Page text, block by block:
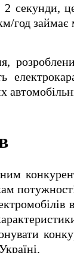
секунди,
год